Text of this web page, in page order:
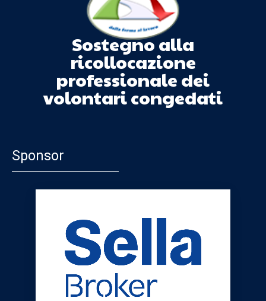
Sostegno alla
ricollocazione
professionale dei
volontari congedati
Sponsor